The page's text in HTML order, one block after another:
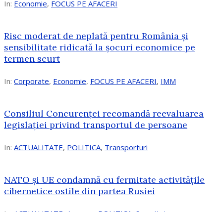
In: Economie, FOCUS PE AFACERI
Risc moderat de neplată pentru România și
sensibilitate ridicată la șocuri economice pe
termen scurt
In: Corporate, Economie, FOCUS PE AFACERI, IMM
Consiliul Concurenței recomandă reevaluarea
legislației privind transportul de persoane
In: ACTUALITATE, POLITICA, Transporturi
NATO și UE condamnă cu fermitate activitățile
cibernetice ostile din partea Rusiei